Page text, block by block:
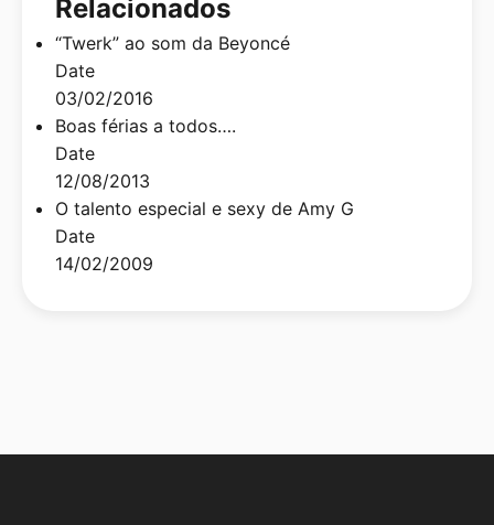
Relacionados
“Twerk” ao som da Beyoncé
Date
03/02/2016
Boas férias a todos….
Date
12/08/2013
O talento especial e sexy de Amy G
Date
14/02/2009